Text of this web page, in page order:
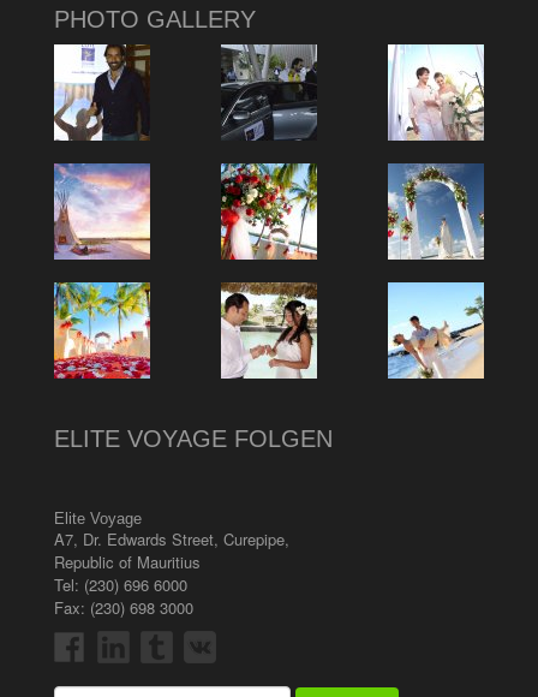
PHOTO GALLERY
ELITE VOYAGE FOLGEN
Elite Voyage
A7, Dr. Edwards Street, Curepipe,
Republic of Mauritius
Tel: (230) 696 6000
Fax: (230) 698 3000